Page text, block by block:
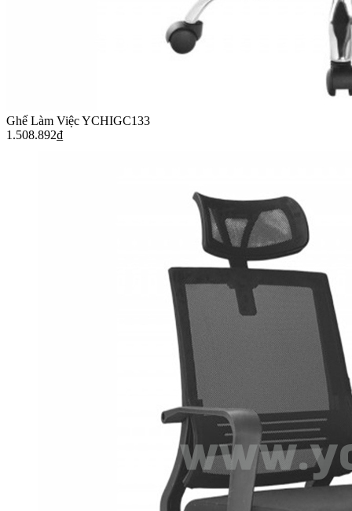
Ghế Làm Việc YCHIGC133
1.508.892₫